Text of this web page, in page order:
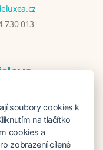
730 013
759 074
soubory cookies k
na tlačítko
cookies a
zobrazení cílené